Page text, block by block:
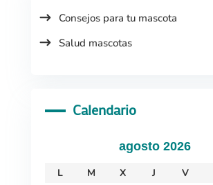
Consejos para tu mascota
Salud mascotas
Calendario
agosto 2026
L M X J V